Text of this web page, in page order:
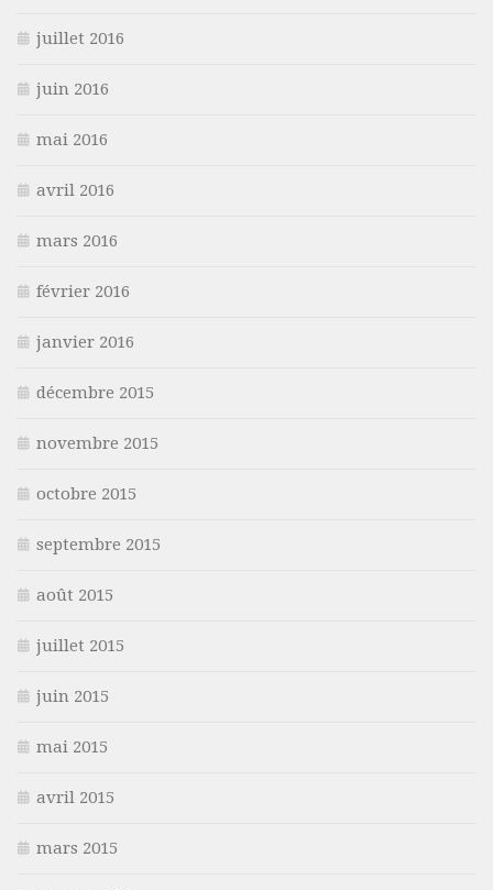
juillet 2016
juin 2016
mai 2016
avril 2016
mars 2016
février 2016
janvier 2016
décembre 2015
novembre 2015
octobre 2015
septembre 2015
août 2015
juillet 2015
juin 2015
mai 2015
avril 2015
mars 2015